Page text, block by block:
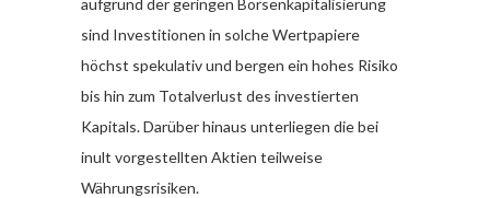
sind Investitionen in solche Wertpapiere
höchst spekulativ und bergen ein hohes Risiko
bis hin zum Totalverlust des investierten
Kapitals. Darüber hinaus unterliegen die bei
inult vorgestellten Aktien teilweise
Währungsrisiken.